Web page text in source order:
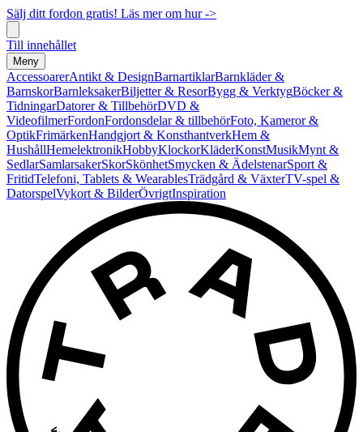
Sälj ditt fordon gratis! Läs mer om hur ->
Till innehållet
Meny
AccessoarerAntikt & DesignBarnartiklarBarnkläder &
BarnskorBarnleksakerBiljetter & ResorBygg & VerktygBöcker &
TidningarDatorer & TillbehörDVD &
VideofilmerFordonFordonsdelar & tillbehörFoto, Kameror &
OptikFrimärkenHandgjort & KonsthantverkHem &
HushållHemelektronikHobbyKlockorKläderKonstMusikMynt &
SedlarSamlarsakerSkorSkönhetSmycken & ÄdelstenarSport &
FritidTelefoni, Tablets & WearablesTrädgård & VäxterTV-spel &
DatorspelVykort & BilderÖvrigtInspiration